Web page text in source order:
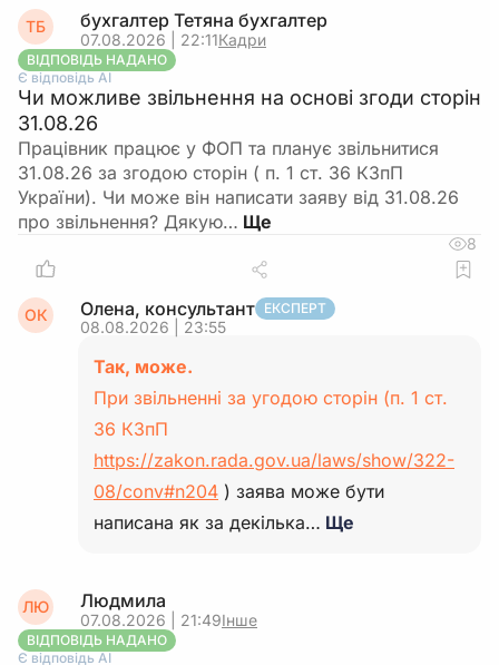
ТБ бухгалтер Тетяна бухгалтер
07.08.2026 | 22:11Кадри
ВІДПОВІДЬ НАДАНО
Є відповідь АІ
Чи можливе звільнення на основі згоди сторін
31.08.26
Працівник працює у ФОП та планує звільнитися
31.08.26 за згодою сторін ( п. 1 ст. 36 КЗпП
України). Чи може він написати заяву від 31.08.26
про звільнення? Дякую…
8
ОК Олена, консультант ЕКСПЕРТ
08.08.2026 | 23:55
Так, може.
При звільненні за угодою сторін (п. 1 ст.
36 КЗпП
https://zakon.rada.gov.ua/laws/show/322-
08/conv#n204 ) заява може бути
написана як за декілька… Ще
ЛЮ Людмила
07.08.2026 | 21:49Інше
ВІДПОВІДЬ НАДАНО
Є відповідь АІ